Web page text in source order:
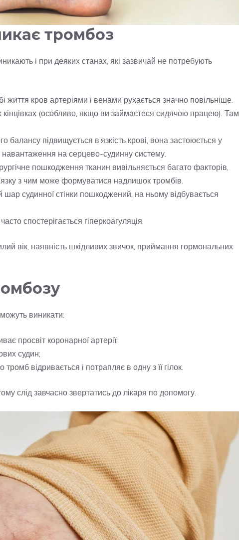
тромбоз
і при деяких станах, які зазвичай не потребують
кров артеріями і венами рухається значно повільніше.
кінцівках (особливо, якщо ви займаєтеся сидячою працею). Там
балансу підвищується в’язкість крові, вона застоюється у
навантаження на серцево-судинну систему.
пошкодження тканин вивільняється багато факторів,
з чим може формуватися надлишок тромбів.
судинної стінки пошкоджений, на ньому відбувається
спостерігається гіперкоагуляція.
вік, наявність шкідливих звичок, приймання гормональних
виникати:
просвіт коронарної артерії;
судин;
відривається і потрапляє в одну з її гілок.
слід завчасно звертатись до лікаря по допомогу.